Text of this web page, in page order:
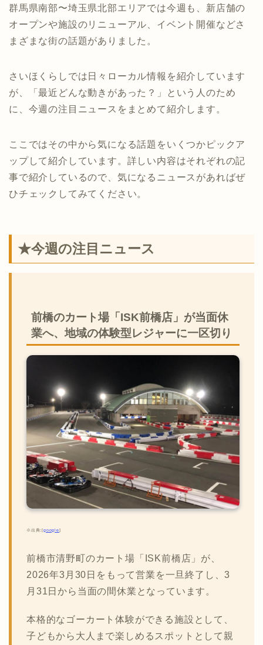
群馬県南部〜埼玉県北部エリアでは今週も、新店舗の
オープンや施設のリニューアル、イベント開催などさ
まざまな街の話題がありました。
さいほくらしでは日々ローカル情報を紹介しています
が、「最近どんな動きがあった？」という人のため
に、今週の注目ニュースをまとめて紹介します。
ここではその中から気になる話題をいくつかピックア
ップして紹介しています。詳しい内容はそれぞれの記
事で紹介しているので、気になるニュースがあればぜ
ひチェックしてみてください。
★今週の注目ニュース
前橋のカート場「ISK前橋店」が当面休
業へ、地域の体験型レジャーに一区切り
※出典:[google]
前橋市清野町のカート場「ISK前橋店」が、
2026年3月30日をもって営業を一旦終了し、3
月31日から当面の間休業となっています。
本格的なゴーカート体験ができる施設として、
子どもから大人まで楽しめるスポットとして親